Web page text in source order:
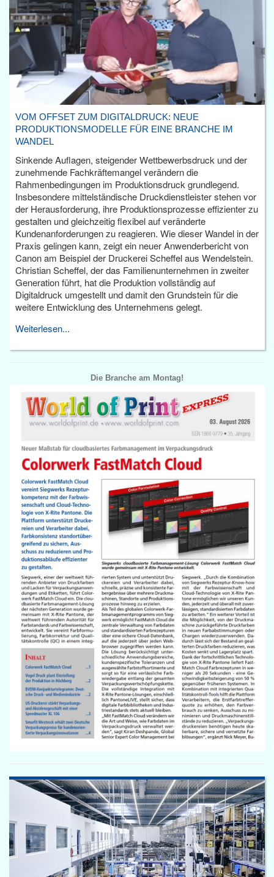
VOM OFFSET ZUM DIGITALDRUCK: NEUE
PRODUKTIONSMODELLE FÜR EINE BRANCHE IM
WANDEL
Sinkende Auflagen, steigender Wettbewerbsdruck und der
zunehmende Fachkräftemangel verändern die
Rahmenbedingungen im Produktionsdruck grundlegend.
Insbesondere mittelständische Druckdienstleister stehen vor
der Herausforderung, ihre Produktionsprozesse effizienter zu
gestalten und gleichzeitig flexibel auf veränderte
Kundenanforderungen zu reagieren. Wie dieser Wandel in der
Praxis gelingen kann, zeigt ein neuer Anwenderbericht von
Canon am Beispiel der Druckerei Scheffel aus Wendelstein.
Christian Scheffel, der das Familienunternehmen in zweiter
Generation führt, hat die Produktion vollständig auf
Digitaldruck umgestellt und damit den Grundstein für die
weitere Entwicklung des Unternehmens gelegt.
Weiterlesen...
Die Branche am Montag!